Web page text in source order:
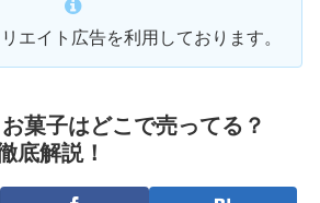
エイト広告を利用しております。
菓子はどこで売ってる？
底解説！